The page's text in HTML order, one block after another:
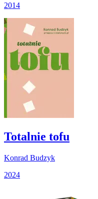
2014
Totalnie tofu
Konrad Budzyk
2024